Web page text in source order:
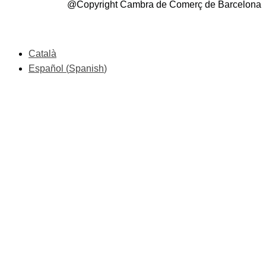
@Copyright Cambra de Comerç de Barcelona
Català
Español (Spanish)